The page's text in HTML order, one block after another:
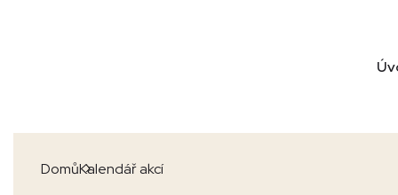
DomůKalendář akcí